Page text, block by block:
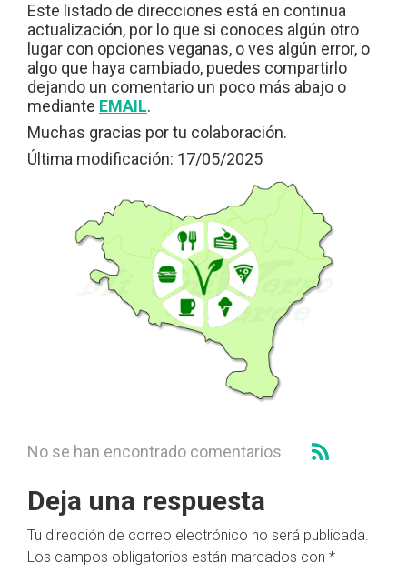
Este listado de direcciones está en continua
actualización, por lo que si conoces algún otro
lugar con opciones veganas, o ves algún error, o
algo que haya cambiado, puedes compartirlo
dejando un comentario un poco más abajo o
mediante EMAIL.
Muchas gracias por tu colaboración.
Última modificación: 17/05/2025
No se han encontrado comentarios
Deja una respuesta
Tu dirección de correo electrónico no será publicada.
Los campos obligatorios están marcados con *